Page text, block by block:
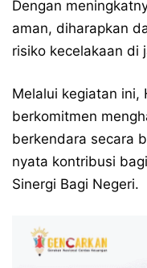
Dengan
aman, diharapkan
risiko kecelakaan di
Melalui kegiatan ini,
berkomitmen
berkendara secara
nyata kontribusi
Sinergi Bagi Negeri.